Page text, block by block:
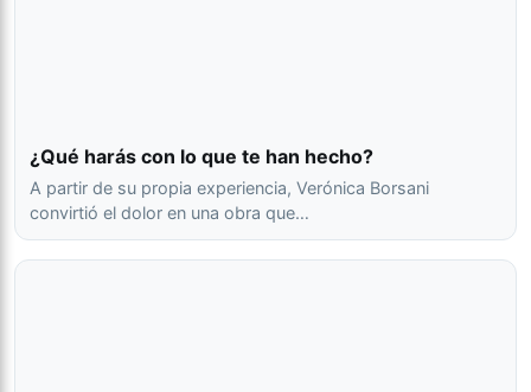
¿Qué harás con lo que te han hecho?
A partir de su propia experiencia, Verónica Borsani
convirtió el dolor en una obra que…